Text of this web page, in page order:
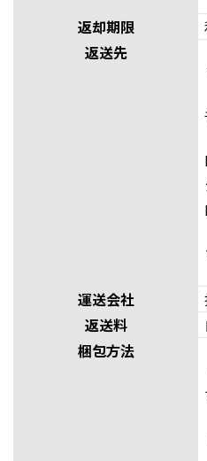
返却期限
返送先
運送会社
返送料
梱包方法